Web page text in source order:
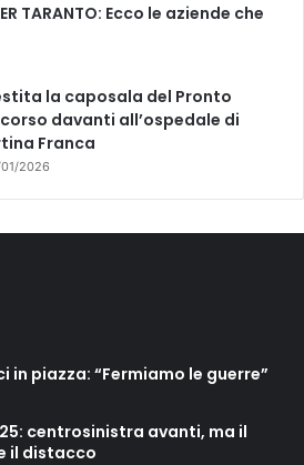
TARANTO: Ecco le aziende che
la caposala del Pronto
davanti all’ospedale di
Franca
2026
in piazza: “Fermiamo le guerre”
centrosinistra avanti, ma il
il distacco